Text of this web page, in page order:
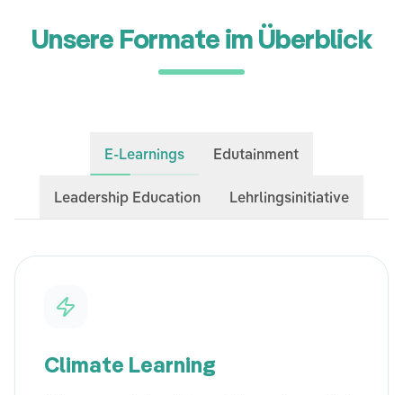
Unsere Formate im Überblick
E-Learnings Edutainment
Leadership Education Lehrlingsinitiative
Climate Learning